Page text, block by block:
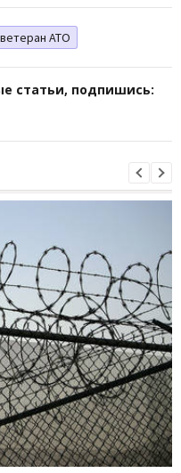
ветеран АТО
статьи, подпишись: